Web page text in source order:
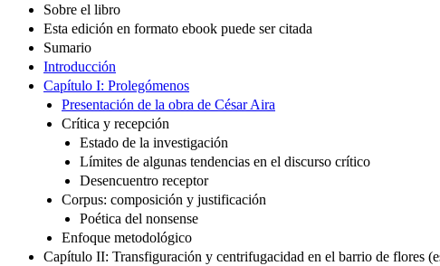
Sobre el libro
Esta edición en formato ebook puede ser citada
Sumario
Introducción
Capítulo I: Prolegómenos
Presentación de la obra de César Aira
Crítica y recepción
Estado de la investigación
Límites de algunas tendencias en el discurso crítico
Desencuentro receptor
Corpus: composición y justificación
Poética del nonsense
Enfoque metodológico
Capítulo II: Transfiguración y centrifugacidad en el barrio de flores